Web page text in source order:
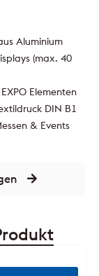
Aluminium
(max. 40
Elementen
DIN B1
& Events